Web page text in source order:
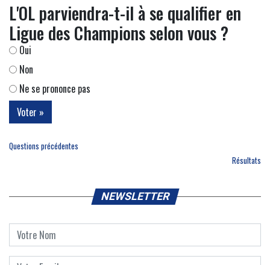
L'OL parviendra-t-il à se qualifier en
Ligue des Champions selon vous ?
Oui
Non
Ne se prononce pas
Questions précédentes
Résultats
NEWSLETTER